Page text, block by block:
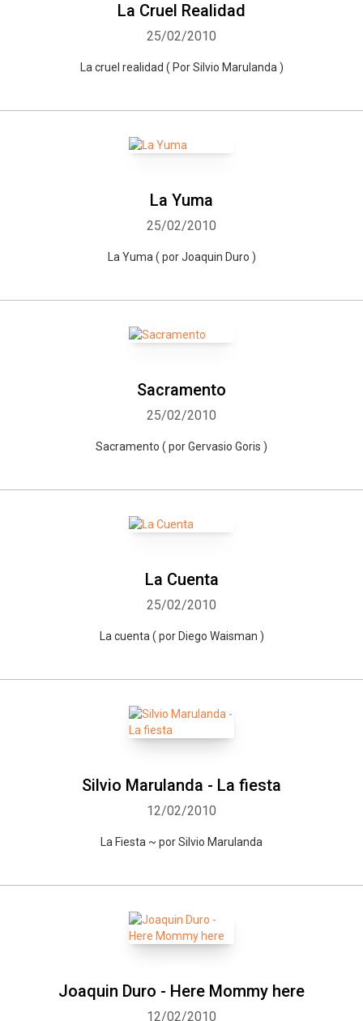
La Cruel Realidad
25/02/2010
La cruel realidad ( Por Silvio Marulanda )
La Yuma
25/02/2010
La Yuma ( por Joaquin Duro )
Sacramento
25/02/2010
Sacramento ( por Gervasio Goris )
La Cuenta
25/02/2010
La cuenta ( por Diego Waisman )
Silvio Marulanda - La fiesta
12/02/2010
La Fiesta ~ por Silvio Marulanda
Joaquin Duro - Here Mommy here
12/02/2010